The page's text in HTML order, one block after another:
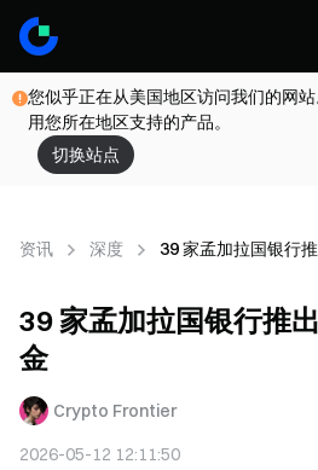
您似乎正在从美国地区访问我们的网
用您所在地区支持的产品。
切换站点
资讯 深度 39 家孟加拉国银行
39 家孟加拉国银行推
金
Crypto Frontier
2026-05-12 12:11:50